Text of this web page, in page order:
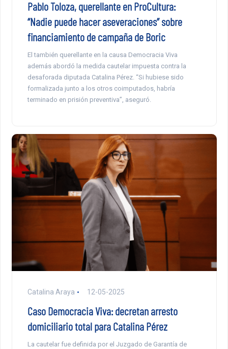
Pablo Toloza, querellante en ProCultura:
“Nadie puede hacer aseveraciones” sobre
financiamiento de campaña de Boric
El también querellante en la causa Democracia Viva
además abordó la medida cautelar impuesta contra la
desaforada diputada Catalina Pérez. “Si hubiese sido
formalizada junto a los otros coimputados, habría
terminado en prisión preventiva”, aseguró.
Catalina Araya 12-05-2025
Caso Democracia Viva: decretan arresto
domiciliario total para Catalina Pérez
La cautelar fue definida por el Juzgado de Garantía de